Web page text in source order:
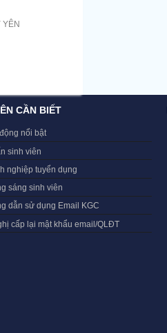
CẦN BIẾT
nổi bật
sinh viên
nghiệp tuyển dụng
sáng sinh viên
dẫn sử dụng Email KGC
cấp lại mật khẩu email/QLĐT